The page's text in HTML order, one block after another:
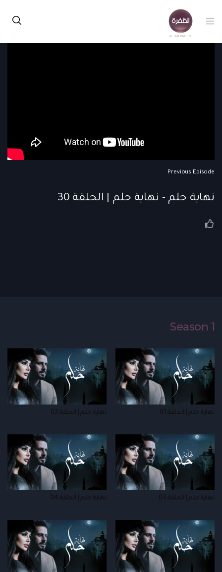
Previous Episode
نهاية حلم - نهاية حلم | الحلقة 30
Season 1
نهاية حلم | الحلقة 01 نهاية حلم | الحلقة 02
نهاية حلم | الحلقة 03 نهاية حلم | الحلقة 04